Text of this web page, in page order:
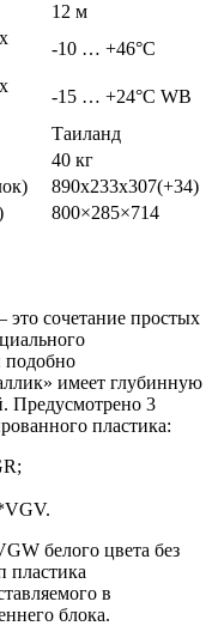
12 м
-10 … +46°C
-15 … +24°C WB
Таиланд
40 кг
890х233х307(+34)
800×285×714
сочетание простых
подобно
имеет глубинную
Предусмотрено 3
пластика:
белого цвета без
пластика
в
блока.